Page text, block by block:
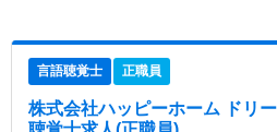
言語聴覚士 正職員
株式会社ハッピーホーム ドリー